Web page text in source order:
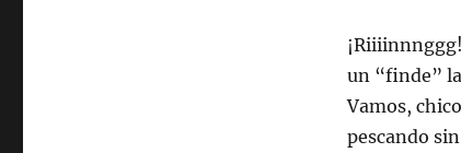
un “finde”
Vamos,
pescando